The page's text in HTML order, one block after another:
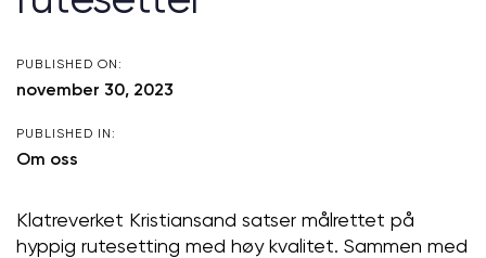
PUBLISHED ON:
november 30, 2023
PUBLISHED IN:
Om oss
Klatreverket Kristiansand satser målrettet på
hyppig rutesetting med høy kvalitet. Sammen med